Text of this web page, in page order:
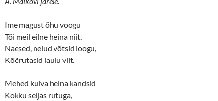
Ime magust õhu voogu
Tõi meil eilne heina niit,
Naesed, neiud võtsid loogu,
Kõõrutasid laulu viit.
Mehed kuiva heina kandsid
Kokku seljas rutuga,